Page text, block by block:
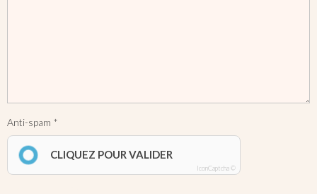
Anti-spam
CLIQUEZ POUR VALIDER
IconCaptcha ©